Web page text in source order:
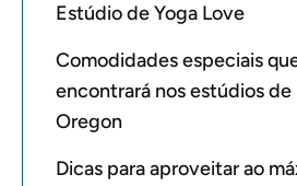
Estúdio de Yoga Love
Comodidades especiais
encontrará nos estúdios de
Oregon
Dicas para aproveitar ao